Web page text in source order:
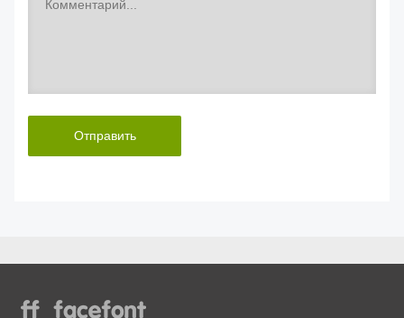
Отправить